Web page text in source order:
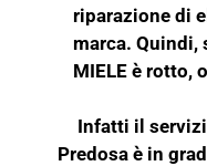
riparazione di
marca.
MIELE è rotto,
Infatti il
Predosa è in